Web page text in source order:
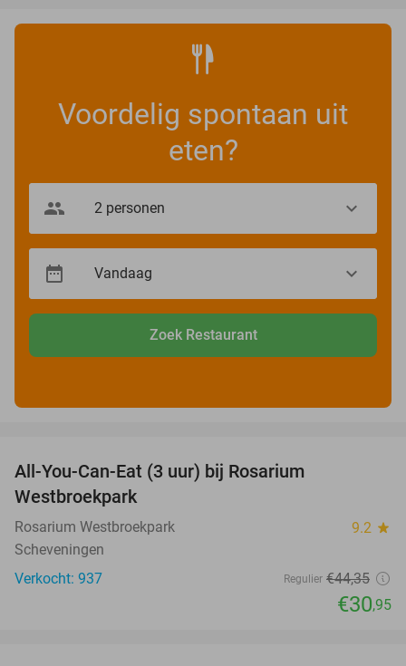
Voordelig spontaan uit
eten?
Zoek Restaurant
All-You-Can-Eat (3 uur) bij Rosarium
Westbroekpark
Rosarium Westbroekpark 9.2 star
Scheveningen
Verkocht: 937
Regulier €44,35
€30,95